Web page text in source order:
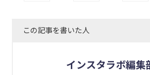
この記事を書いた人
インスタラボ編集